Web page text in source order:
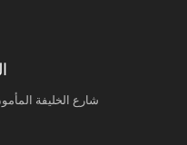
شارع الخليفة